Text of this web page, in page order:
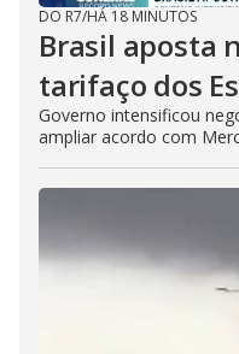
DO R7/HÁ 18 MINUTOS
Brasil aposta
tarifaço dos
Governo intensificou
ampliar acordo com